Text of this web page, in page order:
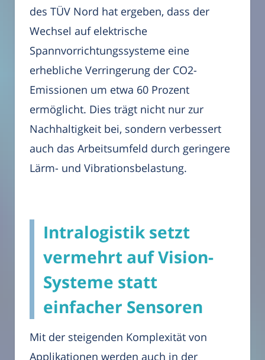
des TÜV Nord hat ergeben, dass der
Wechsel auf elektrische
Spannvorrichtungssysteme eine
erhebliche Verringerung der CO2-
Emissionen um etwa 60 Prozent
ermöglicht. Dies trägt nicht nur zur
Nachhaltigkeit bei, sondern verbessert
auch das Arbeitsumfeld durch geringere
Lärm- und Vibrationsbelastung.
Intralogistik setzt
vermehrt auf Vision-
Systeme statt
einfacher Sensoren
Mit der steigenden Komplexität von
Applikationen werden auch in der